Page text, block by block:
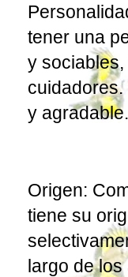
tener una
y
y agradable.
Origen:
tiene su
largo de los